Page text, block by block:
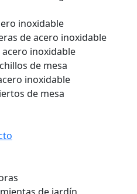
inoxidable
de acero inoxidable
acero inoxidable
de mesa
inoxidable
de mesa
de jardín